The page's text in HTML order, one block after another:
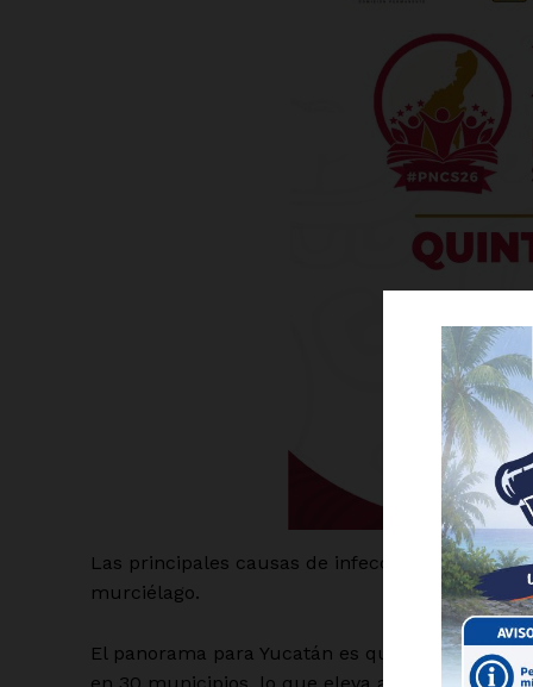
Del
Las principales causas de infección fueron
murciélago.
El panorama para Yucatán es que los nuevos